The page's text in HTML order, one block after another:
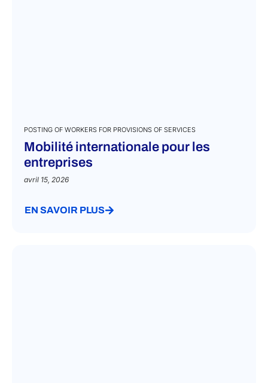
POSTING OF WORKERS FOR PROVISIONS OF SERVICES
Mobilité internationale pour les
entreprises
avril 15, 2026
EN SAVOIR PLUS